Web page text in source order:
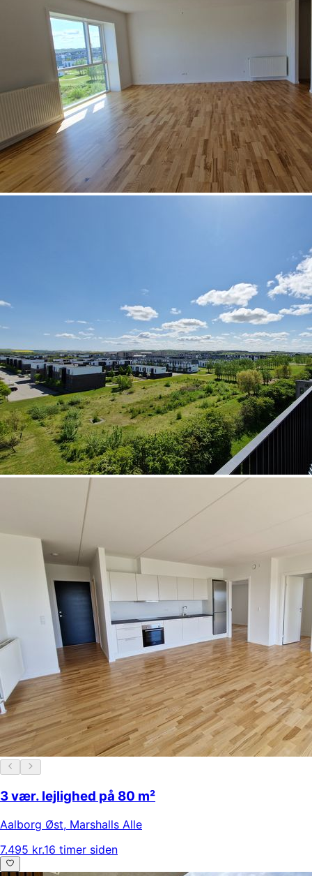
3 vær. lejlighed på 80 m²
Aalborg Øst, Marshalls Alle
7.495 kr.16 timer siden